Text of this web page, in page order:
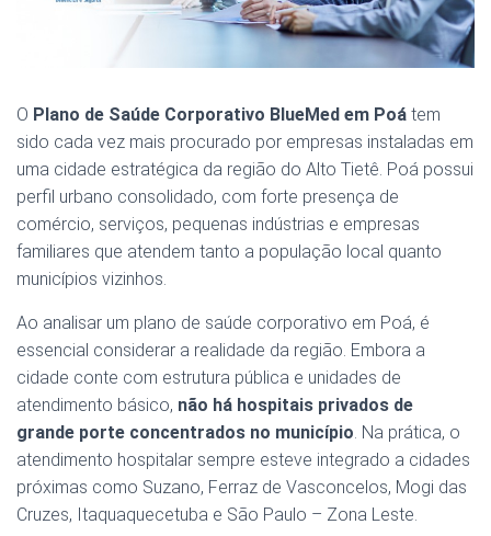
O Plano de Saúde Corporativo BlueMed em Poá tem
sido cada vez mais procurado por empresas instaladas em
uma cidade estratégica da região do Alto Tietê. Poá possui
perfil urbano consolidado, com forte presença de
comércio, serviços, pequenas indústrias e empresas
familiares que atendem tanto a população local quanto
municípios vizinhos.
Ao analisar um plano de saúde corporativo em Poá, é
essencial considerar a realidade da região. Embora a
cidade conte com estrutura pública e unidades de
atendimento básico, não há hospitais privados de
grande porte concentrados no município. Na prática, o
atendimento hospitalar sempre esteve integrado a cidades
próximas como Suzano, Ferraz de Vasconcelos, Mogi das
Cruzes, Itaquaquecetuba e São Paulo – Zona Leste.